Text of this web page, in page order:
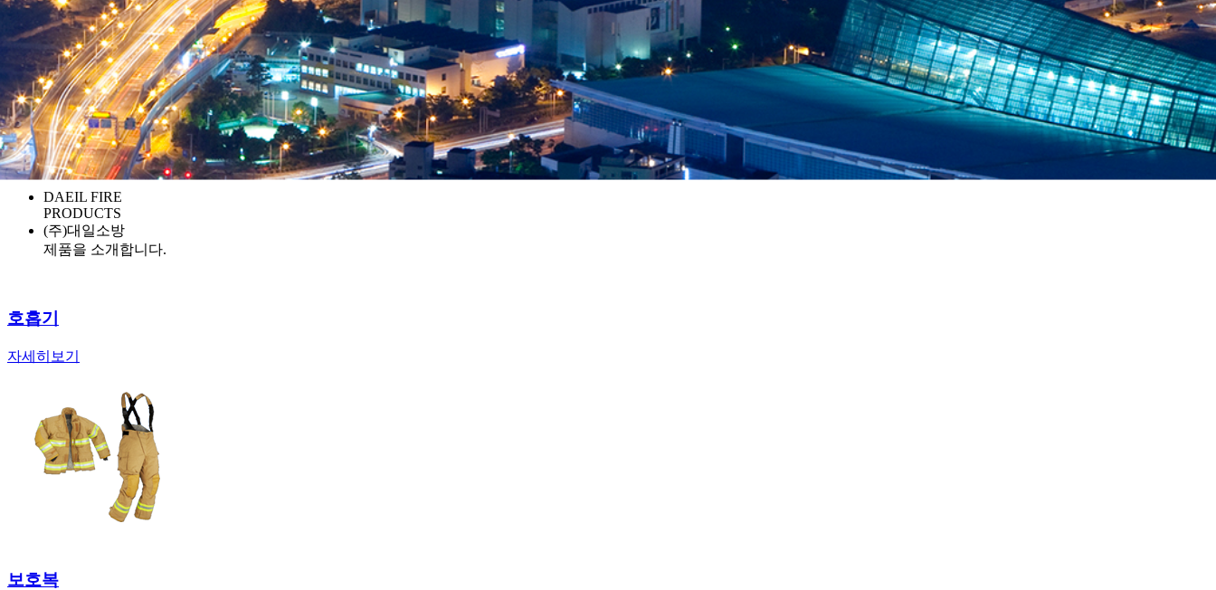
주식회사 대일소방 DAEIL FIRE
소방자재 유통전문업체 (주)대일소방입니다.
최고의 품질로써 고객에 보답하고자
항상 최선을 다하겠습니다.
DAEIL FIRE
PRODUCTS
(주)대일소방
제품을 소개합니다.
호흡기
자세히보기
보호복